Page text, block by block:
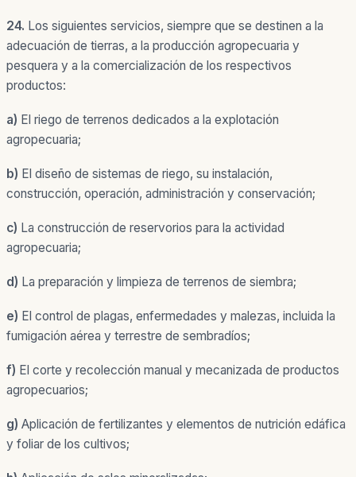
24. Los siguientes servicios, siempre que se destinen a la
adecuación de tierras, a la producción agropecuaria y
pesquera y a la comercialización de los respectivos
productos:
a) El riego de terrenos dedicados a la explotación
agropecuaria;
b) El diseño de sistemas de riego, su instalación,
construcción, operación, administración y conservación;
c) La construcción de reservorios para la actividad
agropecuaria;
d) La preparación y limpieza de terrenos de siembra;
e) El control de plagas, enfermedades y malezas, incluida la
fumigación aérea y terrestre de sembradíos;
f) El corte y recolección manual y mecanizada de productos
agropecuarios;
g) Aplicación de fertilizantes y elementos de nutrición edáfica
y foliar de los cultivos;